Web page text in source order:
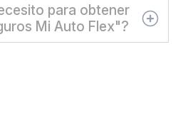
para obtener
Mi Auto Flex"?